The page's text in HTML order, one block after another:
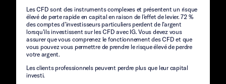
Les CFD sont des instruments complexes et présentent un risque
élevé de perte rapide en capital en raison de l’effet de levier. 72 %
des comptes d’investisseurs particuliers perdent de l’argent
lorsqu’ils investissent sur les CFD avec IG. Vous devez vous
assurer que vous comprenez le fonctionnement des CFD et que
vous pouvez vous permettre de prendre le risque élevé de perdre
votre argent.
Les clients professionnels peuvent perdre plus que leur capital
investi.